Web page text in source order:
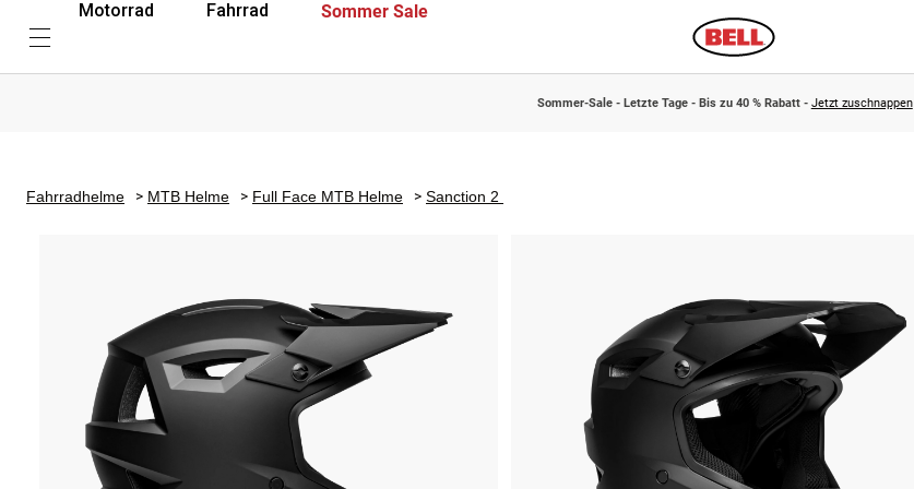
Motorrad Fahrrad Sommer Sale
Sommer-Sale - Letzte Tage - Bis zu 40 % Rabatt - Jetzt zuschnappen
Fahrradhelme MTB Helme Full Face MTB Helme Sanction 2